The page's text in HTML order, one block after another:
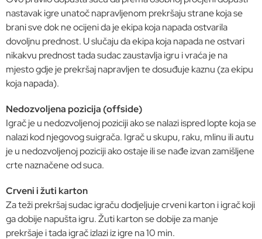
nastavak igre unatoč napravljenom prekršaju strane koja se
brani sve dok ne ocijeni da je ekipa koja napada ostvarila
dovoljnu prednost. U slučaju da ekipa koja napada ne ostvari
nikakvu prednost tada sudac zaustavlja igru i vraća je na
mjesto gdje je prekršaj napravljen te dosuđuje kaznu (za ekipu
koja napada).
Nedozvoljena pozicija (offside)
Igrač je u nedozvoljenoj poziciji ako se nalazi ispred lopte koja se
nalazi kod njegovog suigrača. Igrač u skupu, raku, mlinu ili autu
je u nedozvoljenoj poziciji ako ostaje ili se nađe izvan zamišljene
crte naznačene od suca.
Crveni i žuti karton
Za teži prekršaj sudac igraču dodjeljuje crveni karton i igrač koji
ga dobije napušta igru. Žuti karton se dobije za manje
prekršaje i tada igrač izlazi iz igre na 10 min.